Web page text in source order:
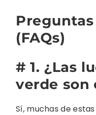
(FAQs)
# 1. ¿Las
verde son
Sí, muchas de